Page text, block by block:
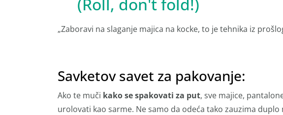
„Zaboravi na slaganje majica na kocke, to je tehnika iz
Savketov savet za pakovanje:
Ako te muči kako se spakovati za put, sve majice,
urolovati kao sarme. Ne samo da odeća tako zauzima